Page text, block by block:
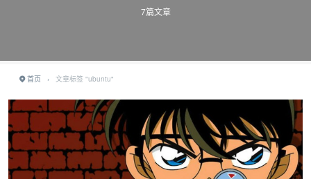
7篇文章
首页 › 文章标签 "ubuntu"